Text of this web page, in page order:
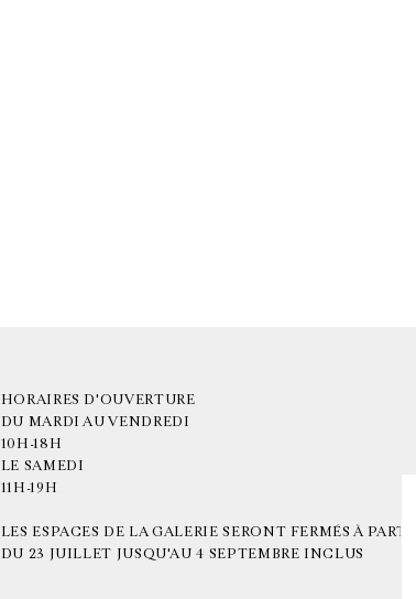
HORAIRES D'OUVERTURE
DU MARDI AU VENDREDI
10H-18H
LE SAMEDI
11H-19H
LES ESPACES DE LA GALERIE SERONT FERMÉS À PARTIR
DU 23 JUILLET JUSQU'AU 4 SEPTEMBRE INCLUS